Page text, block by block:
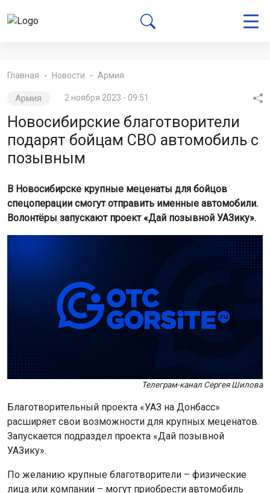
Главная Новости Армия
Армия 2 ноября 2023 - 09:51
Новосибирские благотворители
подарят бойцам СВО автомобиль с
позывным
В Новосибирске крупные меценаты для бойцов
спецоперации смогут отправить именные автомобили.
Волонтёры запускают проект «Дай позывной УАЗику».
Телеграм-канал Сергея Шилова
Благотворительный проекта «УАЗ на Донбасс»
расширяет свои возможности для крупных меценатов.
Запускается подраздел проекта «Дай позывной
УАЗику».
По желанию крупные благотворители – физические
лица или компании – могут приобрести автомобиль